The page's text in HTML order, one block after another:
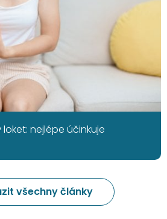
nejlépe účinkuje
všechny články